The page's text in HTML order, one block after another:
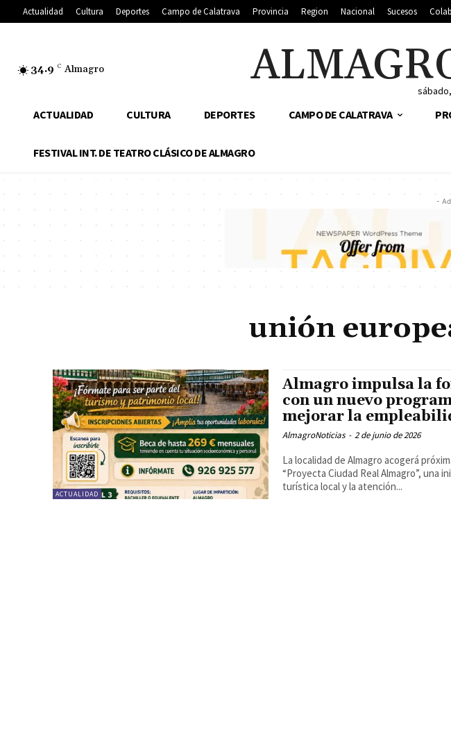
Actualidad Cultura Deportes Campo de Calatrava Provincia Region Nacional Sucesos
34.9 C Almagro
ACTUALIDAD CULTURA DEPORTES CAMPO DE CALATRAVA
FESTIVAL INT. DE TEATRO CLÁSICO DE ALMAGRO
-
unión
ACTUALIDAD
Almagro impulsa la
con un nuevo
mejorar la
AlmagroNoticias - 2 de junio de 2026
La localidad de Almagro acogerá
“Proyecta Ciudad Real Almagro”, una
turística local y la atención...